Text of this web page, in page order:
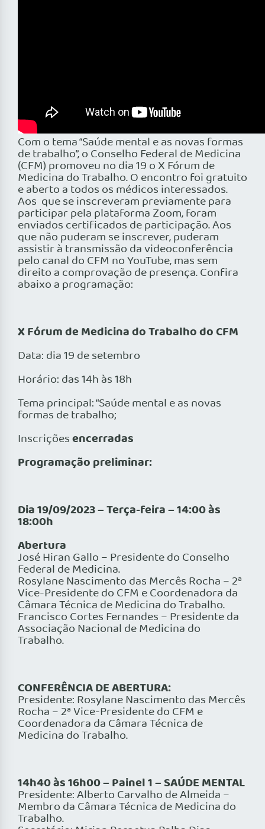
Com o tema “Saúde mental e as novas formas
de trabalho”, o Conselho Federal de Medicina
(CFM) promoveu no dia 19 o X Fórum de
Medicina do Trabalho. O encontro foi gratuito
e aberto a todos os médicos interessados.
Aos que se inscreveram previamente para
participar pela plataforma Zoom, foram
enviados certificados de participação. Aos
que não puderam se inscrever, puderam
assistir à transmissão da videoconferência
pelo canal do CFM no YouTube, mas sem
direito a comprovação de presença. Confira
abaixo a programação:
X Fórum de Medicina do Trabalho do CFM
Data: dia 19 de setembro
Horário: das 14h às 18h
Tema principal: “Saúde mental e as novas
formas de trabalho;
Inscriçõesencerradas
Programação preliminar:
Dia 19/09/2023 – Terça-feira – 14:00 às
18:00h
Abertura
José Hiran Gallo – Presidente do Conselho
Federal de Medicina.
Rosylane Nascimento das Mercês Rocha – 2ª
Vice-Presidente do CFM e Coordenadora da
Câmara Técnica de Medicina do Trabalho.
Francisco Cortes Fernandes – Presidente da
Associação Nacional de Medicina do
Trabalho.
CONFERÊNCIA DE ABERTURA:
Presidente: Rosylane Nascimento das Mercês
Rocha – 2ª Vice-Presidente do CFM e
Coordenadora da Câmara Técnica de
Medicina do Trabalho.
14h40 às 16h00 – Painel 1 – SAÚDE MENTAL
Presidente: Alberto Carvalho de Almeida –
Membro da Câmara Técnica de Medicina do
Trabalho.